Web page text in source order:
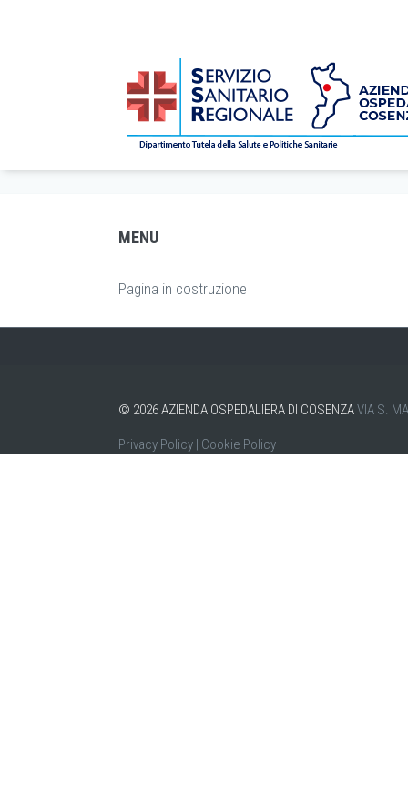
LIBERA PROFESSIONE (ALPI)
Home /Servizi Sanitari/ Libera Professione
MENU
Pagina in costruzione
© 2026AZIENDA OSPEDALIERA DI COSENZAVIA S.
Privacy Policy | Cookie Policy